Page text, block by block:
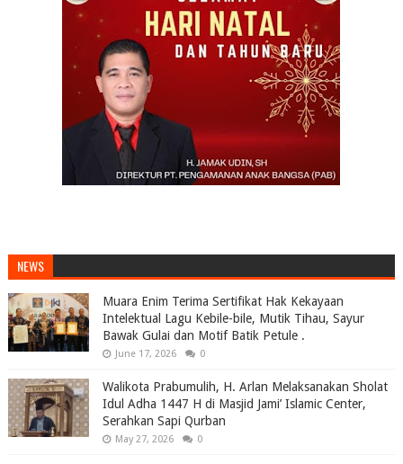
NEWS
Muara Enim Terima Sertifikat Hak Kekayaan
Intelektual Lagu Kebile-bile, Mutik Tihau, Sayur
Bawak Gulai dan Motif Batik Petule .
June 17, 2026 0
Walikota Prabumulih, H. Arlan Melaksanakan Sholat
Idul Adha 1447 H di Masjid Jami’ Islamic Center,
Serahkan Sapi Qurban
May 27, 2026 0